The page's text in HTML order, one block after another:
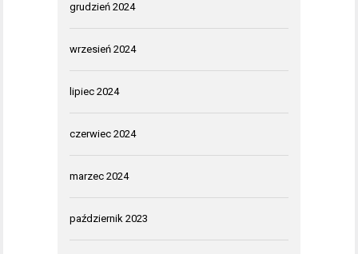
grudzień 2024
wrzesień 2024
lipiec 2024
czerwiec 2024
marzec 2024
październik 2023